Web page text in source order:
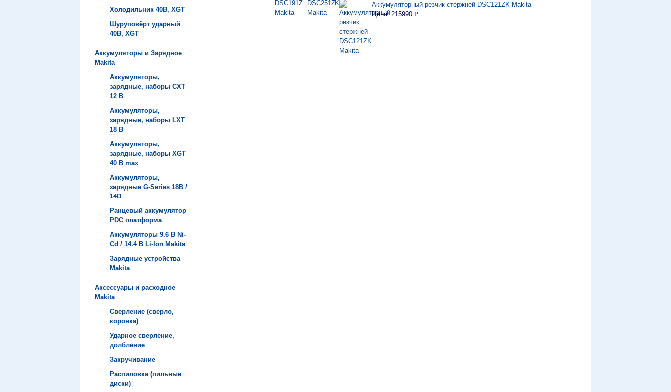
Холодильник 40B, XGT
Шуруповёрт ударный
40B, XGT
Аккумуляторы и Зарядное
Makita
Аккумуляторы,
зарядные, наборы СXT
12 В
Аккумуляторы,
зарядные, наборы LXT
18 В
Аккумуляторы,
зарядные, наборы XGT
40 В max
Аккумуляторы,
зарядные G-Series 18В /
14В
Ранцевый аккумулятор
PDC платформа
Аккумуляторы 9.6 В Ni-
Cd / 14.4 В Li-Ion Makita
Зарядные устройства
Мakita
Аксессуары и расходное
Makita
Сверление (сверло,
коронка)
Ударное сверление,
долбление
Закручивание
Распиловка (пильные
диски)
Аккумуляторный резчик стержней DSC121ZK Makita
Цена: 215990 ₽